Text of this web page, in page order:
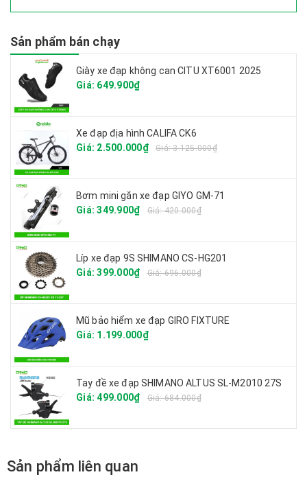
Sản phẩm bán chạy
Giày xe đạp không can CITU XT6001 2025
Giá: 649.900₫
Xe đạp địa hình CALIFA CK6
Giá: 2.500.000₫
Giá: 3.125.000₫
Bơm mini gắn xe đạp GIYO GM-71
Giá: 349.900₫
Giá: 420.000₫
Líp xe đạp 9S SHIMANO CS-HG201
Giá: 399.000₫
Giá: 696.000₫
Mũ bảo hiểm xe đạp GIRO FIXTURE
Giá: 1.199.000₫
Tay đề xe đạp SHIMANO ALTUS SL-M2010 27S
Giá: 499.000₫
Giá: 684.000₫
Sản phẩm liên quan